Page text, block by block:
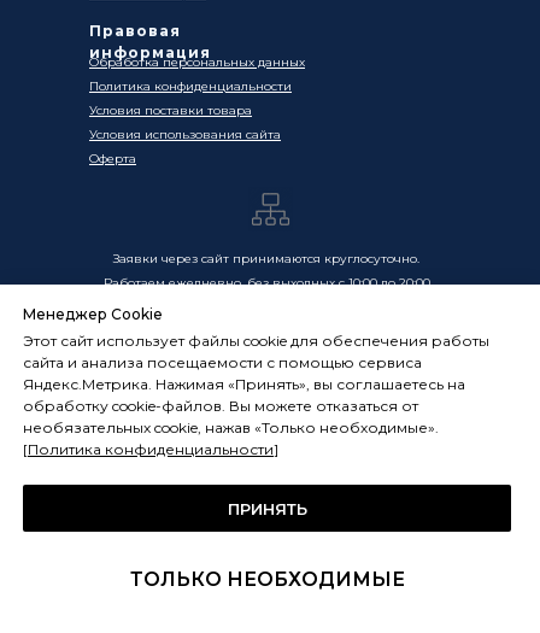
Цены, указанные на сайте, носят информационный
характер и не являются публичной офертой в смысле
ст. 437 ГК РФ. Окончательная стоимость товаров и услуг
определяется индивидуально и фиксируется в
Спецификации. Условия оказания услуг определяются
публичной офертой, размещённой по адресу:
Заявки через сайт принимаются круглосуточно.
Работаем ежедневно, без выходных с 10:00 до 20:00
Обработка персональных данных
Политика конфиденциальности
Условия поставки товара
Оферта
Условия использования сайта
Правовая
информация
Менеджер Cookie
Этот сайт использует файлы cookie для обеспечения работы
сайта и анализа посещаемости с помощью сервиса
Яндекс.Метрика. Нажимая «Принять», вы соглашаетесь на
обработку cookie-файлов. Вы можете отказаться от
необязательных cookie, нажав «Только необходимые».
[Политика конфиденциальности]
ПРИНЯТЬ
ТОЛЬКО НЕОБХОДИМЫЕ